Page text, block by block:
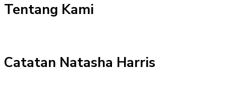
Tentang Kami
Catatan Natasha Harris